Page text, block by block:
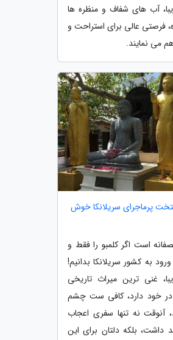
آب های شفاف و منظره ها
فرصتی عالی برای استراحت و
می نمایند.
پرماجرای سریلانکا خوش
است اگر کلمبو را فقط و
به کشور سریلانکا بدانیم!
غنی ترین میراث تاریخی
در خود دارد، کافی ست چشم
آنوقت نه تنها سفری اعجاب
داشت، بلکه دلتان برای این